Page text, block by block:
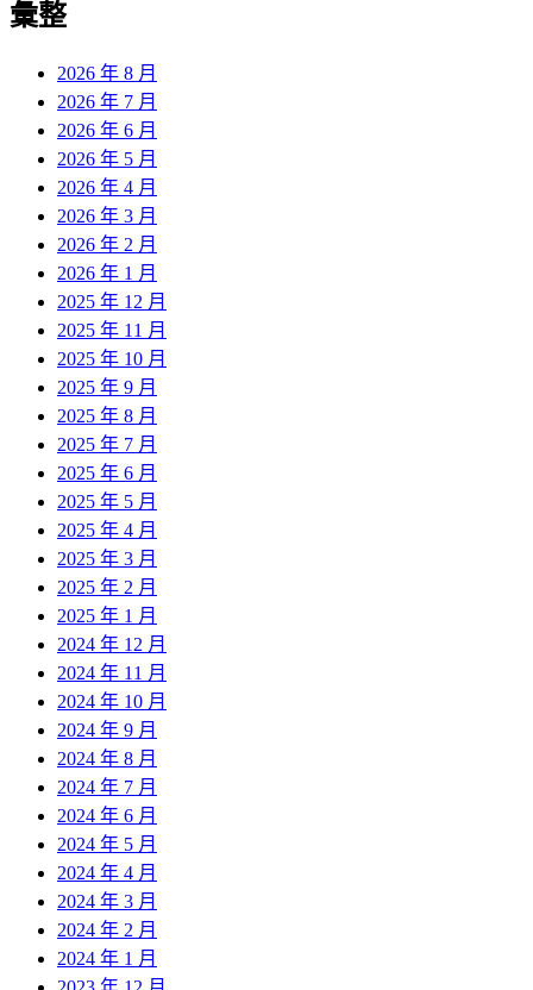
彙整
2026 年 8 月
2026 年 7 月
2026 年 6 月
2026 年 5 月
2026 年 4 月
2026 年 3 月
2026 年 2 月
2026 年 1 月
2025 年 12 月
2025 年 11 月
2025 年 10 月
2025 年 9 月
2025 年 8 月
2025 年 7 月
2025 年 6 月
2025 年 5 月
2025 年 4 月
2025 年 3 月
2025 年 2 月
2025 年 1 月
2024 年 12 月
2024 年 11 月
2024 年 10 月
2024 年 9 月
2024 年 8 月
2024 年 7 月
2024 年 6 月
2024 年 5 月
2024 年 4 月
2024 年 3 月
2024 年 2 月
2024 年 1 月